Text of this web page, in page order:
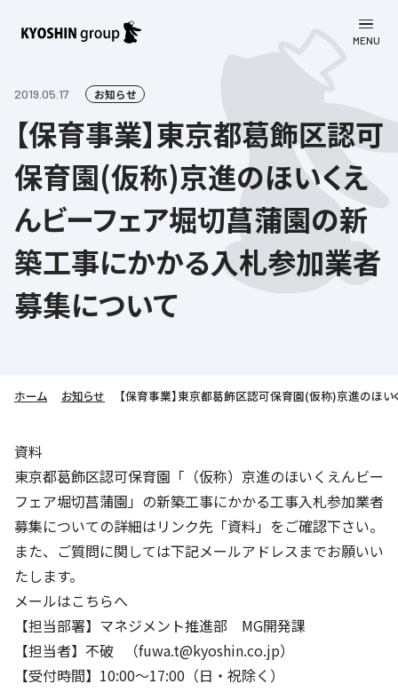
MENU
会社案内
会社案内
企業理念
教育理念
社長挨拶
沿革
本社所在地
京進グループが目指す姿
子会社および関係会社
フランチャイズ事業
ソーシャルメディア公式アカウント
事業一覧
学習塾
学びの成果
学習塾について
京進グループの事業所
京進グループについて
サステナビリティ
お客さま満足度向上の取り組み
人材育成の取り組み
社会貢献活動
ミャンマーへの支援活動
オリジナルバッグプロジェクト
清華・京進発展フォーラム
立木奨学金
価値創造の取り組み
DX（デジタル変革）
株主・投資家向け情報
株主・投資家向け情報
株主・投資家の皆さまへ
連結業績・財務
IRライブラリー
IRカレンダー
ディスクロージャーポリシー
よくあるご質問
免責事項
IRお問合せ
採用情報
新卒採用情報
新卒採用デジタルパンフレット
中途採用
講師（アルバイト）募集
保育事業 採用
日本語教育事業 採用
介護事業 採用
利用規約
特別警報発令時の授業について
Copyright © KYOSHIN Co., Ltd. All rights reserved.
2019.05.17 お知らせ
【保育事業】東京都葛飾区認可
保育園(仮称)京進のほいくえ
んビーフェア堀切菖蒲園の新
築工事にかかる入札参加業者
募集について
ホーム お知らせ 【保育事業】東京都葛飾区認可保育園(仮称)京進のほ
資料
東京都葛飾区認可保育園「（仮称）京進のほいくえんビー
フェア堀切菖蒲園」の新築工事にかかる工事入札参加業者
募集についての詳細はリンク先「資料」をご確認下さい。
また、ご質問に関しては下記メールアドレスまでお願いい
たします。
メールはこちらへ
【担当部署】マネジメント推進部 MG開発課
【担当者】不破 （fuwa.t@kyoshin.co.jp）
【受付時間】10:00〜17:00（日・祝除く）